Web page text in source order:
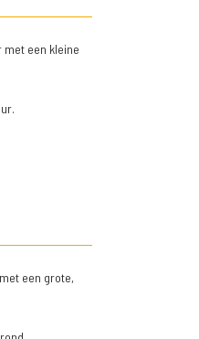
met een kleine
een grote,